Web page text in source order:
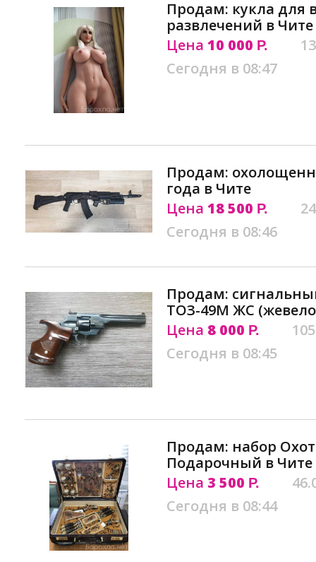
Продам: кукла для
развлечений в Чите
Цена 10 000 Р.
Сегодня в 08:47
Продам:
года в Чите
Цена 18 500 Р.
Сегодня в 08:46
Продам:
ТОЗ-49М ЖС
Цена 8 000 Р.
Сегодня в 08:45
Продам: набор
Подарочный в Чите
Цена 3 500 Р.
Сегодня в 08:44